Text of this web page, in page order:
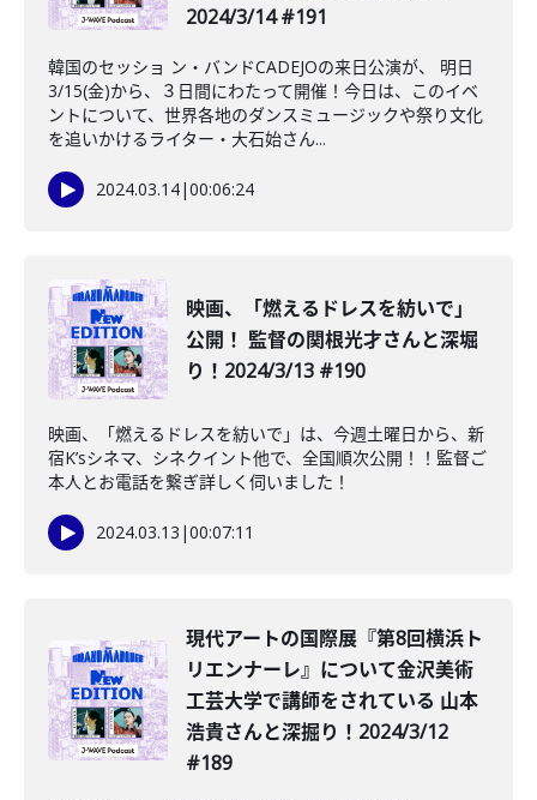
2024/3/14 #191
韓国のセッショ ン・バンドCADEJOの来日公演が、 明日
3/15(金)から、３日間にわたって開催！今日は、このイベ
ントについて、世界各地のダンスミュージックや祭り文化
を追いかけるライター・大石始さん...
2024.03.14|00:06:24
映画、「燃えるドレスを紡いで」
公開！ 監督の関根光才さんと深堀
り！2024/3/13 #190
映画、「燃えるドレスを紡いで」は、今週土曜日から、新
宿K’sシネマ、シネクイント他で、全国順次公開！！監督ご
本人とお電話を繋ぎ詳しく伺いました！
2024.03.13 |00:07:11
現代アートの国際展『第8回横浜ト
リエンナーレ』について金沢美術
工芸大学で講師をされている 山本
浩貴さんと深掘り！2024/3/12
#189